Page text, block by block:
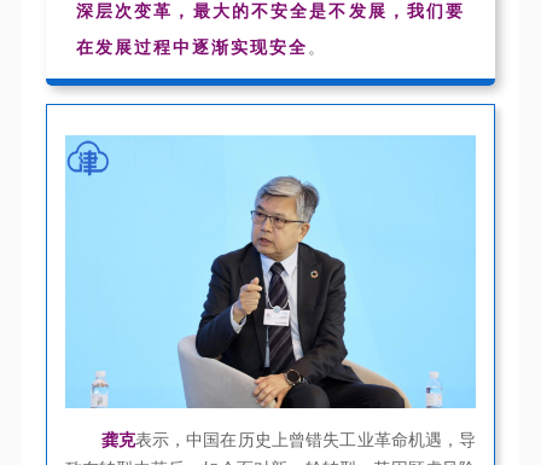
深层次变革，最大的不安全是不发展，我们要
在发展过程中逐渐实现安全 。
龚克表示，中国在历史上曾错失工业革命机遇，导